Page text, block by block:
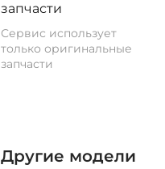
запчасти
Сервис использует
только оригинальные
запчасти
Другие модели